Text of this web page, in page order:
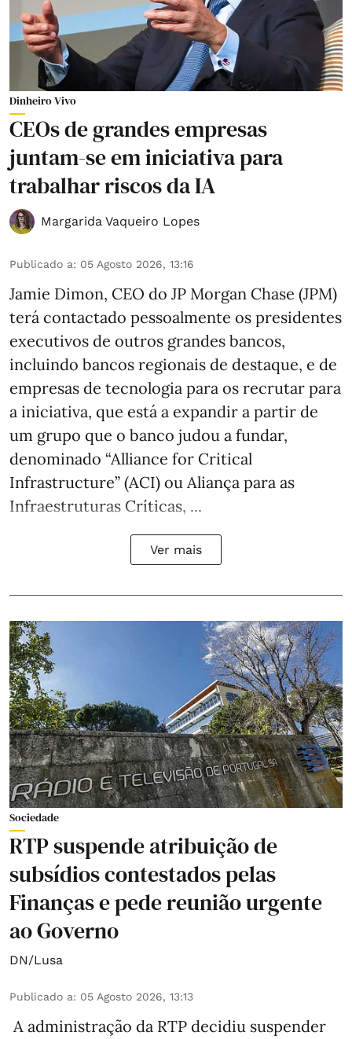
Dinheiro Vivo
CEOs de grandes empresas
juntam-se em iniciativa para
trabalhar riscos da IA
Margarida Vaqueiro Lopes
Publicado a: 05 Agosto 2026, 13:16
Jamie Dimon, CEO do JP Morgan Chase (JPM)
terá contactado pessoalmente os presidentes
executivos de outros grandes bancos,
incluindo bancos regionais de destaque, e de
empresas de tecnologia para os recrutar para
a iniciativa, que está a expandir a partir de
um grupo que o banco judou a fundar,
denominado “Alliance for Critical
Infrastructure” (ACI) ou Aliança para as
Infraestruturas Críticas, ...
Ver mais
Sociedade
RTP suspende atribuição de
subsídios contestados pelas
Finanças e pede reunião urgente
ao Governo
DN/Lusa
Publicado a: 05 Agosto 2026, 13:13
A administração da RTP decidiu suspender